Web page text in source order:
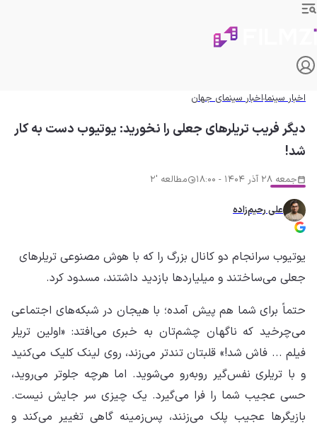
اخبار سینمااخبار سینمای جهان
دیگر فریب تریلرهای جعلی را نخورید: یوتیوب دست به کار
شد!
جمعه 28 آذر 1404 - 18:00 مطالعه '2
علی رحیم‌زاده
یوتیوب سرانجام دو کانال بزرگ را که با هوش مصنوعی تریلرهای
جعلی می‌ساختند و میلیاردها بازدید داشتند، مسدود کرد.
حتماً برای شما هم پیش آمده؛ با هیجان در شبکه‌های اجتماعی
می‌چرخید که ناگهان چشم‌تان به خبری می‌افتد: «اولین تریلر
فیلم ... فاش شد!» قلبتان تندتر می‌زند، روی لینک کلیک می‌کنید
و با تریلری نفس‌گیر روبه‌رو می‌شوید. اما هرچه جلوتر می‌روید،
حسی عجیب شما را فرا می‌گیرد. یک چیزی سر جایش نیست.
بازیگرها عجیب پلک می‌زنند، پس‌زمینه گاهی تغییر می‌کند و